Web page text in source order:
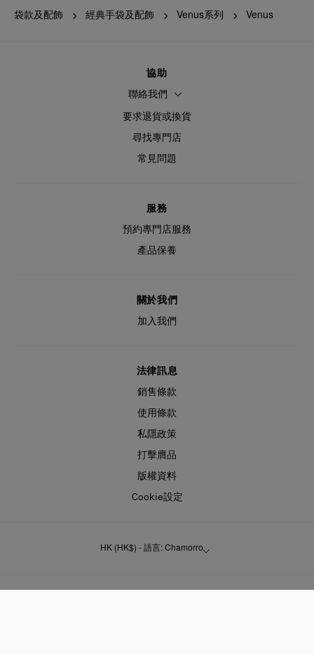
袋款及配飾 經典手袋及配飾 Venus系列 Venus
協助
聯絡我們
要求退貨或換貨
尋找專門店
常見問題
服務
預約專門店服務
產品保養
關於我們
加入我們
法律訊息
銷售條款
使用條款
私隱政策
打擊膺品
版權資料
Cookie設定
HK (HK$) - 語言: Chamorro